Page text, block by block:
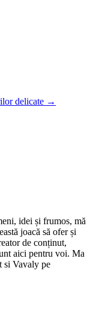
delicate →
idei și frumos, mă
joacă să ofer și
de conținut,
aici pentru voi. Ma
si Vavaly pe